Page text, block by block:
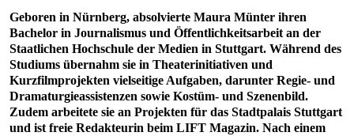
Geboren in Nürnberg, absolvierte Maura Münter ihren
Bachelor in Journalismus und Öffentlichkeitsarbeit an der
Staatlichen Hochschule der Medien in Stuttgart. Während des
Studiums übernahm sie in Theaterinitiativen und
Kurzfilmprojekten vielseitige Aufgaben, darunter Regie- und
Dramaturgieassistenzen sowie Kostüm- und Szenenbild.
Zudem arbeitete sie an Projekten für das Stadtpalais Stuttgart
und ist freie Redakteurin beim LIFT Magazin. Nach einem